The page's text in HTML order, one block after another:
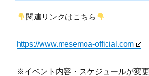
関連リンクはこちら
https://www.mesemoa-official.com
※イベント内容・スケジュールが変